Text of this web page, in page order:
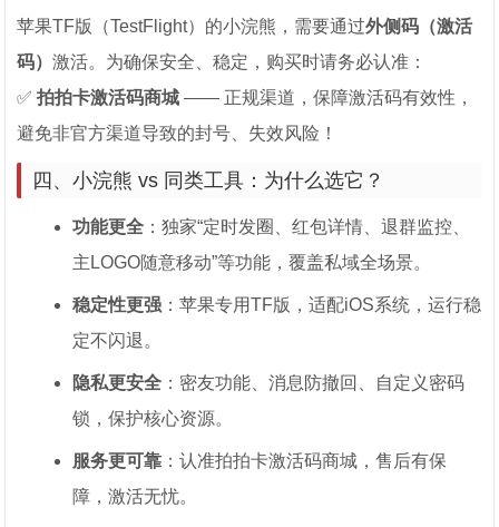
苹果TF版（TestFlight）的小浣熊，需要通过外侧码（激活
码）激活。为确保安全、稳定，购买时请务必认准：
✅拍拍卡激活码商城 —— 正规渠道，保障激活码有效性，
避免非官方渠道导致的封号、失效风险！
四、小浣熊 vs 同类工具：为什么选它？
功能更全 ：独家“定时发圈、红包详情、退群监控、
主LOGO随意移动”等功能，覆盖私域全场景。
稳定性更强 ：苹果专用TF版，适配iOS系统，运行稳
定不闪退。
隐私更安全 ：密友功能、消息防撤回、自定义密码
锁，保护核心资源。
服务更可靠 ：认准拍拍卡激活码商城，售后有保
障，激活无忧。